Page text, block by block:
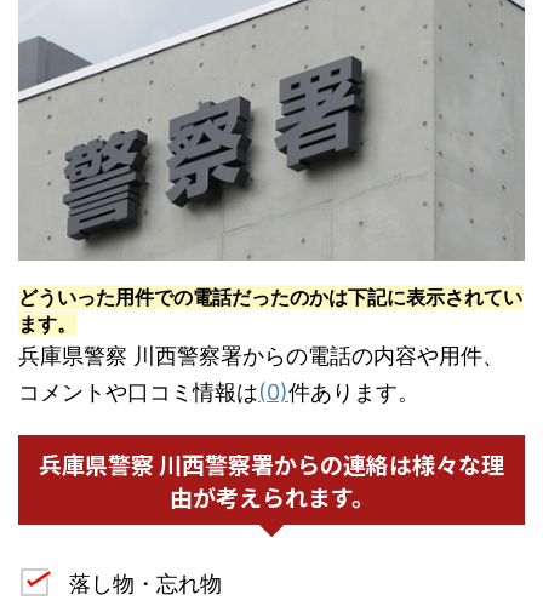
どういった用件での電話だったのかは下記に表示されてい
ます。
兵庫県警察 川西警察署からの電話の内容や用件、
コメントや口コミ情報は(0)件あります。
兵庫県警察 川西警察署からの連絡は様々な理
由が考えられます。
落し物・忘れ物